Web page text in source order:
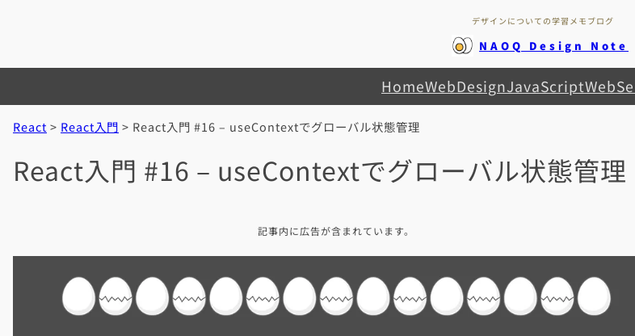
ス
ッ
プ
デザインについての学習メモブログ
NAOQ Design Note
HomeWebDesignJavaScript
React > React入門 > React入門 #16 – useContextでグローバル状態管理
React入門 #16 – useContextでグローバル状態管理
記事内に広告が含まれています。